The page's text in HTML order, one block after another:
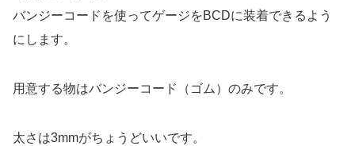
バンジーコードを使ってゲージをBCDに装着できるよう
にします。
用意する物はバンジーコード（ゴム）のみです。
太さは3mmがちょうどいいです。